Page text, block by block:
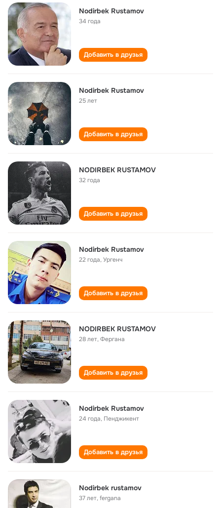
Nodirbek Rustamov
34 года
Добавить в друзья
Nodirbek Rustamov
25 лет
Добавить в друзья
NODIRBEK RUSTAMOV
32 года
Добавить в друзья
Nodirbek Rustamov
22 года,Ургенч
Добавить в друзья
NODIRBEK RUSTAMOV
28 лет,Фергана
Добавить в друзья
Nodirbek Rustamov
24 года, Пенджикент
Добавить в друзья
Nodirbek rustamov
37 лет,fergana